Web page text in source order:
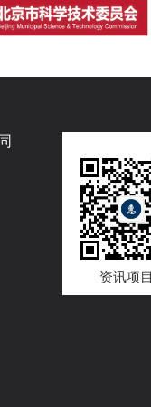
资讯项目